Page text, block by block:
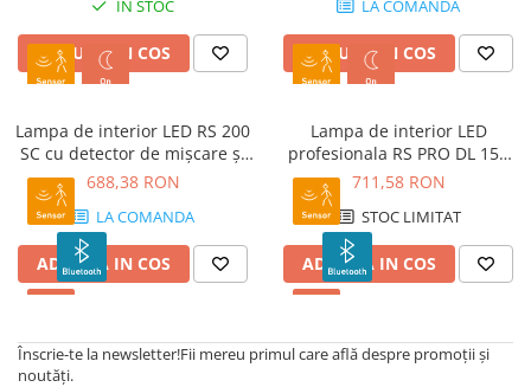
IN STOC
ADAUGA IN COS
LA COMANDA
ADAUGA IN COS
Lampa de interior LED RS 200
SC cu detector de mișcare și
Bluetooth
688,38 RON
LA COMANDA
ADAUGA IN COS
Lampa de interior LED
profesionala RS PRO DL 150
SC cu senzor de miscare si
711,58 RON
STOC LIMITAT
ADAUGA IN COS
Înscrie-te la newsletter!Fii mereu primul care află despre promoții și
noutăți.